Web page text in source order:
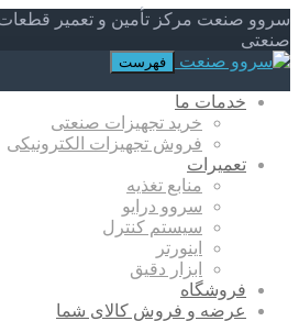
سروو صنعت مرکز تأمین و تعمیر قطعات
صنعتی
فهرست
خدمات ما
خرید تجهیزات صنعتی
فروش تجهیزات الکترونیکی
تعمیرات
منابع تغذیه
سروو درایو
سیستم کنترل
اینورتر
ابزار دقیق
فروشگاه
عرضه و فروش کالای شما